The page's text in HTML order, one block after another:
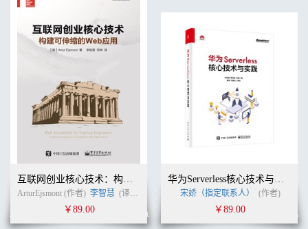
互联网创业核心技术：构建可伸缩的web应用
ArturEjsmont (作者) 李智慧 (译者)
￥89.00
华为Serverless核心技术与实践
宋娇（指定联系人） (作者)
￥89.00